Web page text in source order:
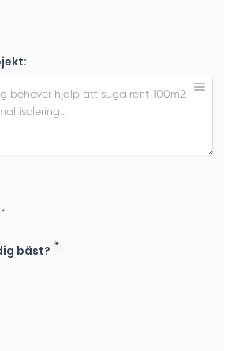
bäst?